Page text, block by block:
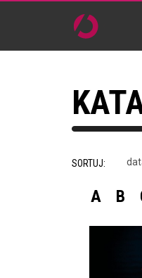
SORTUJ:
A B